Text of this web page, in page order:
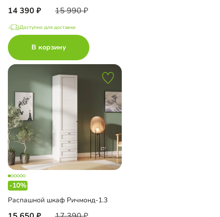
14 390 15 990
Доступно для доставки
В корзину
-10%
Распашной шкаф Ричмонд-1.3